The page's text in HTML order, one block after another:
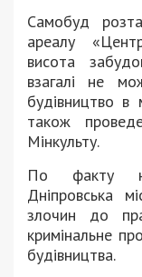
Самобуд
ареалу
висота
взагалі не
будівництво в
також
Мінкульту.
По факту
Дніпровська
злочин до
кримінальне
будівництва.